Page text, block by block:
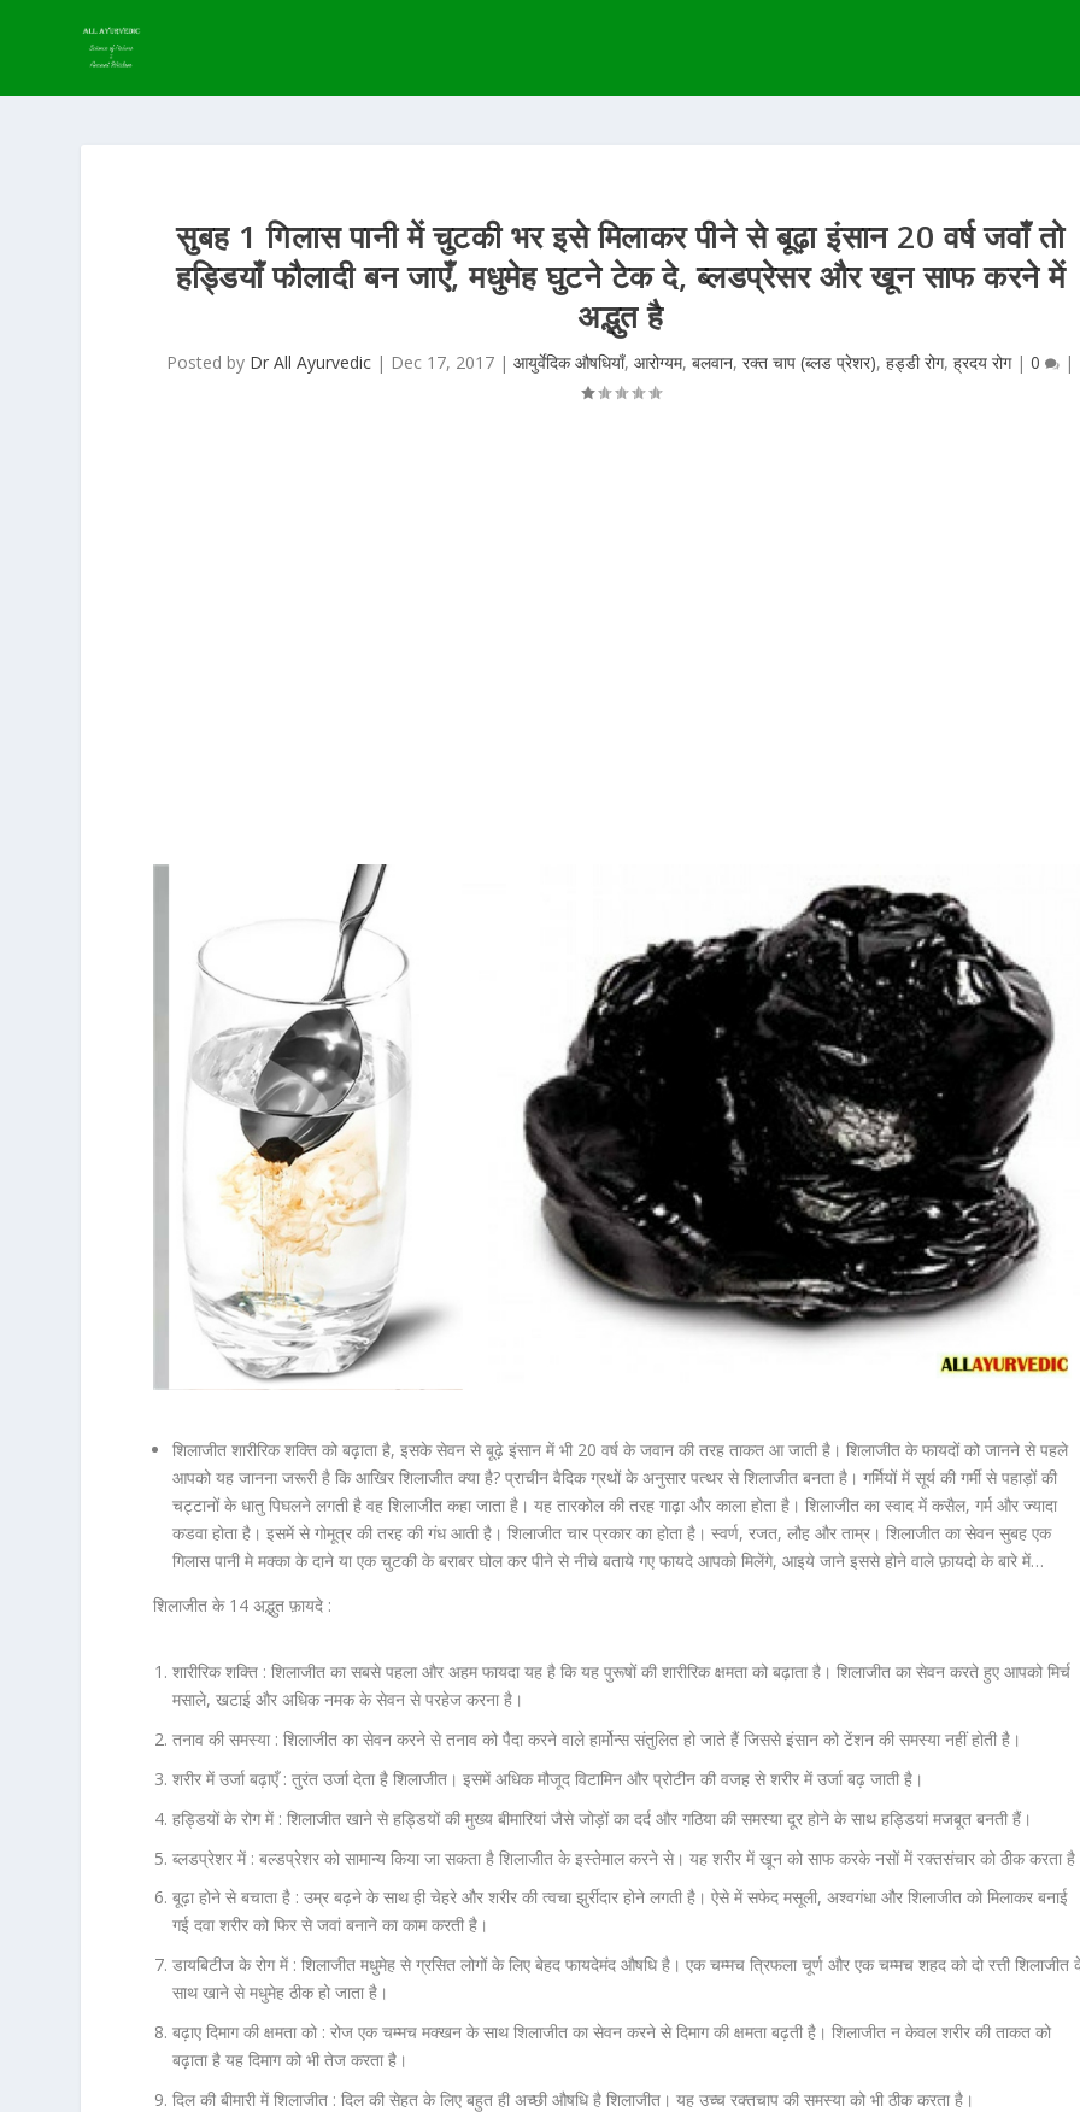
सुबह 1 गिलास पानी में चुटकी भर इसे मिलाकर पीने से बूढ़ा इंसान 20 वर्ष जवाँ तो
हड्डियाँ फौलादी बन जाएँ, मधुमेह घुटने टेक दे, ब्लडप्रेसर और खून साफ करने में
अद्भुत है
Posted by Dr All Ayurvedic | Dec 17, 2017 |आयुर्वेदिक औषधियाँ,आरोग्यम,बलवान,रक्त चाप (ब्लड प्रेशर),हड्डी रोग,ह्रदय रोग|0 |
शिलाजीत शारीरिक शक्ति को बढ़ाता है, इसके सेवन से बूढ़े इंसान में भी 20 वर्ष के जवान की तरह ताकत आ जाती है। शिलाजीत के फायदों को जानने से पहले
आपको यह जानना जरूरी है कि आखिर शिलाजीत क्या है? प्राचीन वैदिक ग्रथों के अनुसार पत्थर से शिलाजीत बनता है। गर्मियों में सूर्य की गर्मी से पहाड़ों की
चट्टानों के धातु पिघलने लगती है वह शिलाजीत कहा जाता है। यह तारकोल की तरह गाढ़ा और काला होता है। शिलाजीत का स्वाद में कसैल, गर्म और ज्यादा
कडवा होता है। इसमें से गोमूत्र की तरह की गंध आती है। शिलाजीत चार प्रकार का होता है। स्वर्ण, रजत, लौह और ताम्र।शिलाजीत का सेवन सुबह एक
गिलास पानी मे मक्का के दाने या एक चुटकी के बराबर घोल कर पीने से नीचे बताये गए फायदे आपको मिलेंगे, आइये जाने इससे होने वाले फ़ायदो के बारे में…
शिलाजीत के 14 अद्भुत फ़ायदे :
शारीरिक शक्ति : शिलाजीत का सबसे पहला और अहम फायदा यह है कि यह पुरूषों की शारीरिक क्षमता को बढ़ाता है। शिलाजीत का सेवन करते हुए आपको मिर्च
मसाले, खटाई और अधिक नमक के सेवन से परहेज करना है।
तनाव की समस्या : शिलाजीत का सेवन करने से तनाव को पैदा करने वाले हार्मोन्स संतुलित हो जाते हैं जिससे इंसान को टेंशन की समस्या नहीं होती है।
शरीर में उर्जा बढ़ाएँ : तुरंत उर्जा देता है शिलाजीत। इसमें अधिक मौजूद विटामिन और प्रोटीन की वजह से शरीर में उर्जा बढ़ जाती है।
हड्डियों के रोग में :शिलाजीत खाने से हड्डियों की मुख्य बीमारियां जैसेजोड़ों का दर्द और गठिया की समस्या दूर होने के साथ हड्डियां मजबूत बनती हैं।
ब्लडप्रेशर में :बल्डप्रेशर को सामान्य किया जा सकता है शिलाजीत के इस्तेमाल करने से। यह शरीर मेंखून को साफकरके नसों में रक्तसंचार को ठीक करता
बूढ़ा होने से बचाता है : उम्र बढ़ने के साथ ही चेहरे और शरीर की त्वचा झुर्रीदार होने लगती है। ऐसे में सफेद मसूली, अश्वगंधा और शिलाजीत को मिलाकर बनाई
गई दवा शरीर को फिर से जवां बनाने का काम करती है।
डायबिटीज के रोग में : शिलाजीत मधुमेह से ग्रसित लोगों के लिए बेहद फायदेमंद औषधि है। एक चम्मच त्रिफला चूर्ण और एक चम्मच शहद को दो रत्ती शिलाजीत
साथ खाने से मधुमेह ठीक हो जाता है।
बढ़ाए दिमाग की क्षमता को : रोज एक चम्मच मक्खन के साथ शिलाजीत का सेवन करने से दिमाग की क्षमता बढ़ती है। शिलाजीत न केवल शरीर की ताकत को
बढ़ाता है यह दिमाग को भी तेज करता है।
दिल की बीमारी में शिलाजीत :दिल की सेहत के लिए बहुत ही अच्छी औषधि है शिलाजीत। यह उच्च रक्तचाप की समस्या को भी ठीक करता है।